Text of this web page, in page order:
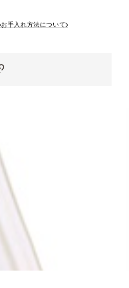
お手入れ方法について